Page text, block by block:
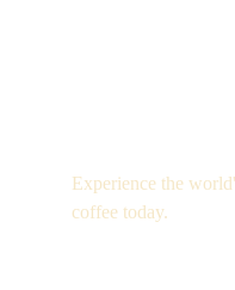
Experience the
coffee today.